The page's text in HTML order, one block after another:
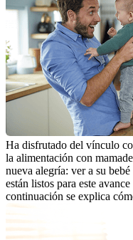
Ha disfrutado del vínculo
la alimentación con
nueva alegría: ver a su
están listos para este
continuación se explica